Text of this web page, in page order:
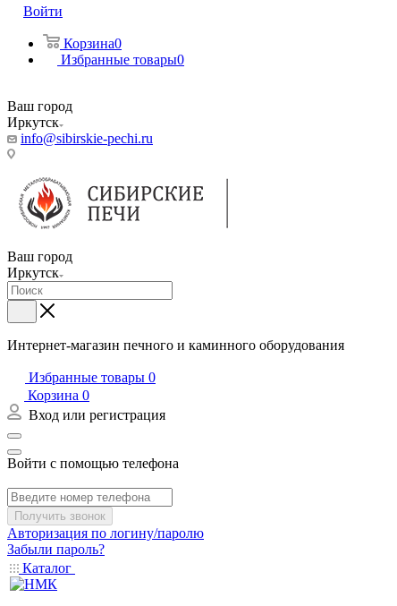
Войти
Корзина0
Избранные товары0
Ваш город
Иркутск
info@sibirskie-pechi.ru
Ваш город
Иркутск
Интернет-магазин печного и каминного оборудования
Избранные товары 0
Корзина 0
Вход или регистрация
Войти с помощью телефона
Получить звонок
Авторизация по логину/паролю
Забыли пароль?
Каталог